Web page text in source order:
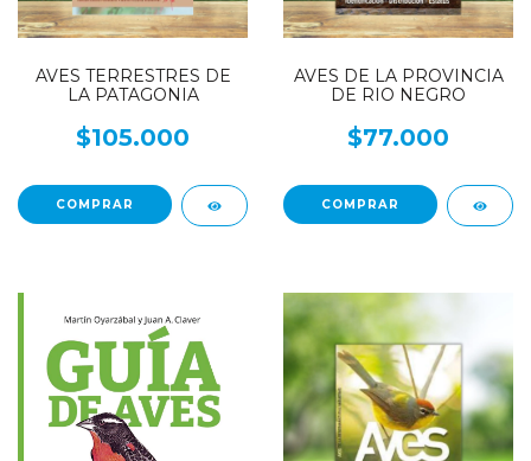
AVES TERRESTRES DE
LA PATAGONIA
$105.000
AVES DE LA PROVINCIA
DE RIO NEGRO
$77.000